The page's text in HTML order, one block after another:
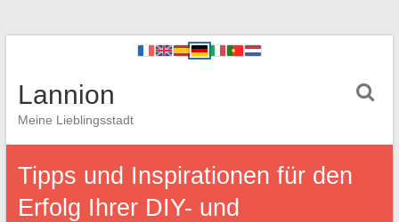
Lannion
Meine Lieblingsstadt
Tipps und Inspirationen für den
Erfolg Ihrer DIY- und